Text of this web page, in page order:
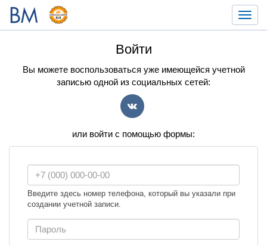
Войти
Вы можете воспользоваться уже имеющейся учетной
записью одной из социальных сетей:
или войти с помощью формы:
Введите здесь номер телефона, который вы указали при
создании учетной записи.